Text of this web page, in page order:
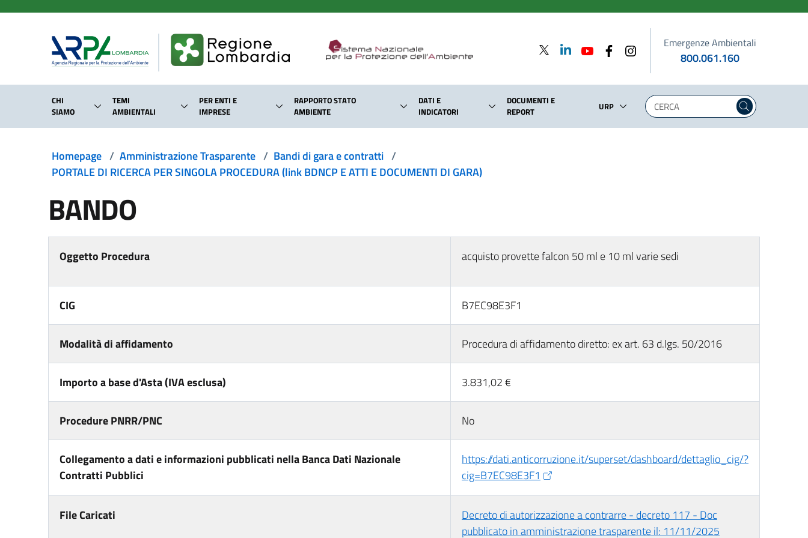
Emergenze Ambientali
800.061.160
CHI
SIAMO
TEMI
AMBIENTALI
PER ENTI E
IMPRESE
RAPPORTO STATO
AMBIENTE
DATI E
INDICATORI
DOCUMENTI E
REPORT
URP
Homepage / Amministrazione Trasparente / Bandi di gara e contratti /
PORTALE DI RICERCA PER SINGOLA PROCEDURA (link BDNCP E ATTI E DOCUMENTI DI GARA)
BANDO
Oggetto Procedura acquisto provette falcon 50 ml e 10 ml varie sedi
CIG B7EC98E3F1
Modalità di affidamento Procedura di affidamento diretto: ex art. 63 d.lgs. 50/2016
Importo a base d'Asta (IVA esclusa) 3.831,02 €
Procedure PNRR/PNC No
Collegamento a dati e informazioni pubblicati nella Banca Dati Nazionale
Contratti Pubblici
https://dati.anticorruzione.it/superset/dashboard/dettaglio_cig/?
cig=B7EC98E3F1
File Caricati
Decreto di autorizzazione a contrarre - decreto 117 - Doc
pubblicato in amministrazione trasparente il: 11/11/2025